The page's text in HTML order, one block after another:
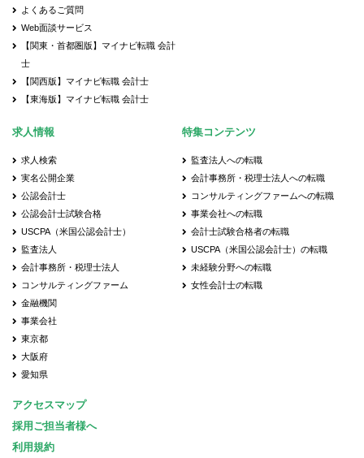
よくあるご質問
Web面談サービス
【関東・首都圏版】マイナビ転職 会計
士
【関西版】マイナビ転職 会計士
【東海版】マイナビ転職 会計士
求人情報
求人検索
実名公開企業
公認会計士
公認会計士試験合格
USCPA（米国公認会計士）
監査法人
会計事務所・税理士法人
コンサルティングファーム
金融機関
事業会社
東京都
大阪府
愛知県
特集コンテンツ
監査法人への転職
会計事務所・税理士法人への転職
コンサルティングファームへの転職
事業会社への転職
会計士試験合格者の転職
USCPA（米国公認会計士）の転職
未経験分野への転職
女性会計士の転職
アクセスマップ
採用ご担当者様へ
利用規約